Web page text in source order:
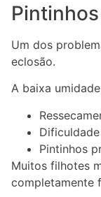
Um dos
eclosão.
A baixa
Pintinhos
Muitos filhotes
completamente